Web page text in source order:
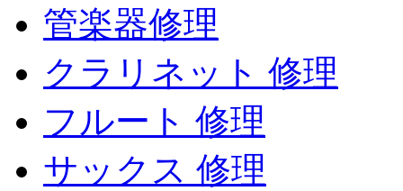
管楽器修理
クラリネット 修理
フルート 修理
サックス 修理